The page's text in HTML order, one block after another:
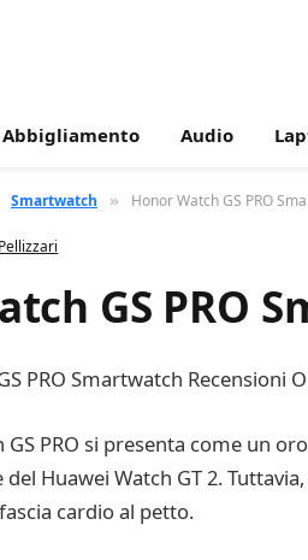
Abbigliamento Audio
Smartwatch » Honor Watch GS PRO
GS PRO
PRO Smartwatch Recensioni
GS PRO si presenta come un
del Huawei Watch GT 2.
cardio al petto.